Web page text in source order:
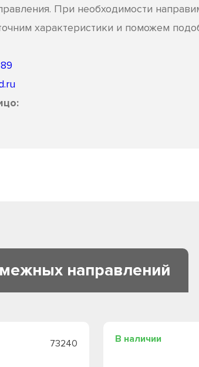
При необходимости
характеристики и поможем
направлений
73240 В наличии